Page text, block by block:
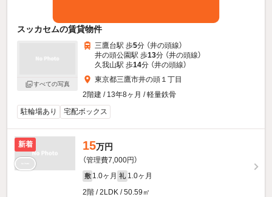
スッカセムの賃貸物件
すべての写真
三鷹台駅 歩5分 （井の頭線）
井の頭公園駅 歩13分 （井の頭線）
久我山駅 歩14分 （井の頭線）
東京都三鷹市井の頭１丁目
2階建 / 13年8ヶ月 / 軽量鉄骨
駐輪場あり
宅配ボックス
新着 15万円
（管理費7,000円）
敷 1.0ヶ月 礼 1.0ヶ月
2階 / 2LDK / 50.59㎡